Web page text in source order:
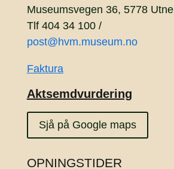
Museumsvegen 36, 5778 Utne
Tlf 404 34 100 /
post@hvm.museum.no
Faktura
Aktsemdvurdering
Sjå på Google maps
OPNINGSTIDER